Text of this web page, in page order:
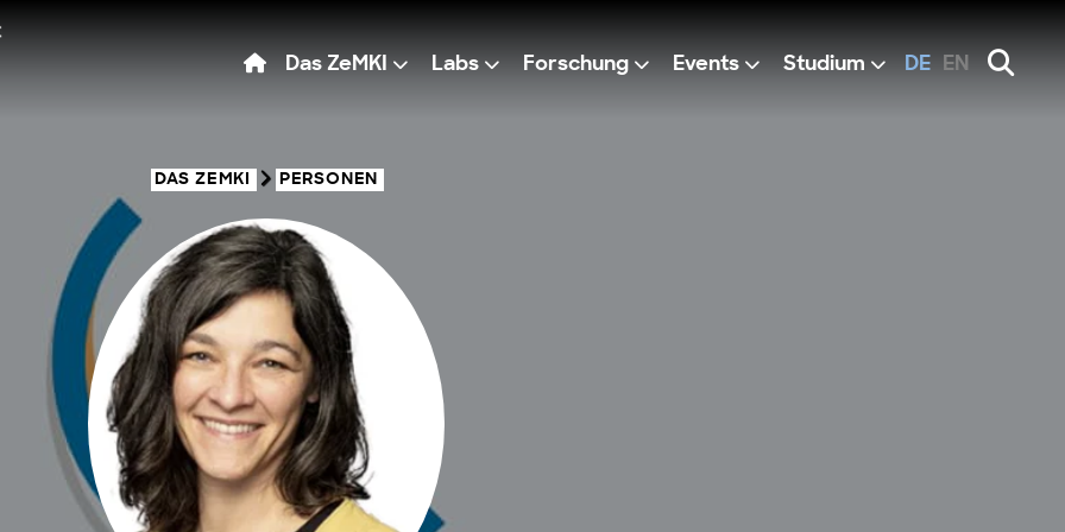
Das ZeMKI Labs Forschung Events Studium DE EN
DAS ZEMKI PERSONEN